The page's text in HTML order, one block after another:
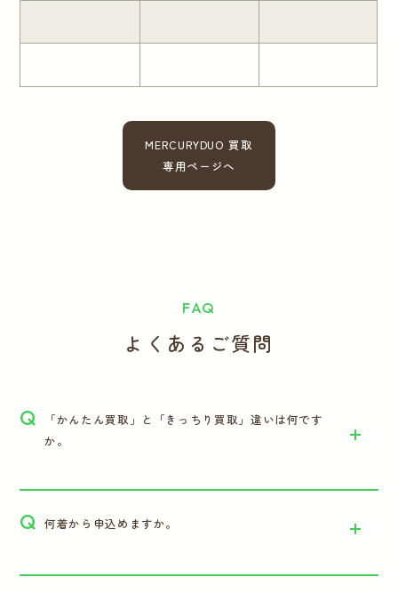
MERCURYDUO 買取
専用ページへ
FAQ
よくあるご質問
Q
「かんたん買取」と「きっちり買取」違いは何です
か。
Q 何着から申込めますか。